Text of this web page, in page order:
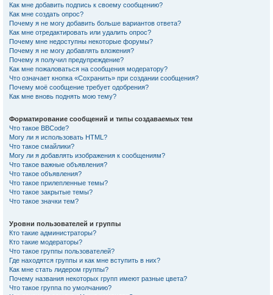
Как мне добавить подпись к своему сообщению?
Как мне создать опрос?
Почему я не могу добавить больше вариантов ответа?
Как мне отредактировать или удалить опрос?
Почему мне недоступны некоторые форумы?
Почему я не могу добавлять вложения?
Почему я получил предупреждение?
Как мне пожаловаться на сообщения модератору?
Что означает кнопка «Сохранить» при создании сообщения?
Почему моё сообщение требует одобрения?
Как мне вновь поднять мою тему?
Форматирование сообщений и типы создаваемых тем
Что такое BBCode?
Могу ли я использовать HTML?
Что такое смайлики?
Могу ли я добавлять изображения к сообщениям?
Что такое важные объявления?
Что такое объявления?
Что такое прилепленные темы?
Что такое закрытые темы?
Что такое значки тем?
Уровни пользователей и группы
Кто такие администраторы?
Кто такие модераторы?
Что такое группы пользователей?
Где находятся группы и как мне вступить в них?
Как мне стать лидером группы?
Почему названия некоторых групп имеют разные цвета?
Что такое группа по умолчанию?